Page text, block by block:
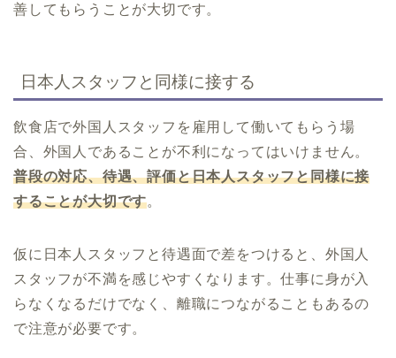
善してもらうことが大切です。
日本人スタッフと同様に接する
飲食店で外国人スタッフを雇用して働いてもらう場
合、外国人であることが不利になってはいけません。
普段の対応、待遇、評価と日本人スタッフと同様に接
することが大切です。
仮に日本人スタッフと待遇面で差をつけると、外国人
スタッフが不満を感じやすくなります。仕事に身が入
らなくなるだけでなく、離職につながることもあるの
で注意が必要です。